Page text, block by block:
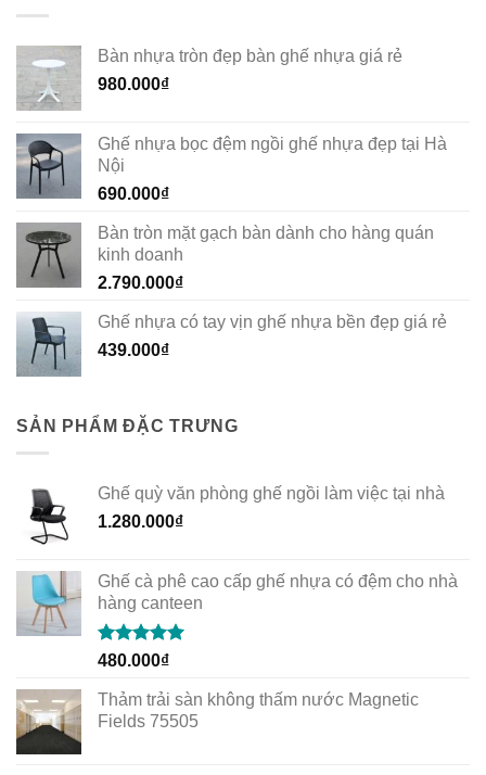
Bàn nhựa tròn đẹp bàn ghế nhựa giá rẻ
980.000₫
Ghế nhựa bọc đệm ngồi ghế nhựa đẹp tại Hà
Nội
690.000₫
Bàn tròn mặt gạch bàn dành cho hàng quán
kinh doanh
2.790.000₫
Ghế nhựa có tay vịn ghế nhựa bền đẹp giá rẻ
439.000₫
SẢN PHẨM ĐẶC TRƯNG
Ghế quỳ văn phòng ghế ngồi làm việc tại nhà
1.280.000₫
Ghế cà phê cao cấp ghế nhựa có đệm cho nhà
hàng canteen
Rated5.00
480.000₫
Thảm trải sàn không thấm nước Magnetic
Fields 75505